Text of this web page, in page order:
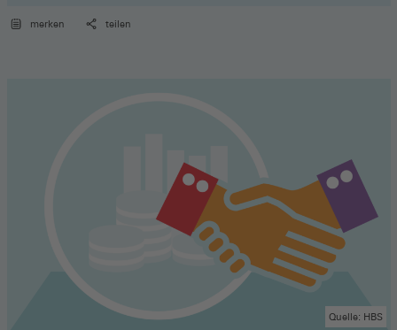
merken teilen
Quelle: HBS